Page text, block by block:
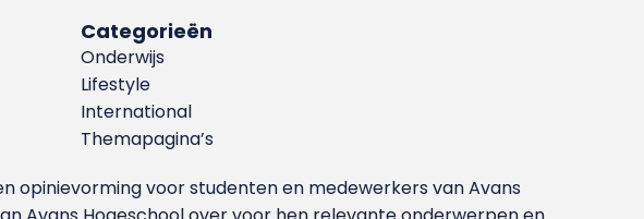
Categorieën
Onderwijs
Lifestyle
International
Themapagina’s
opinievorming voor studenten en medewerkers van Avans